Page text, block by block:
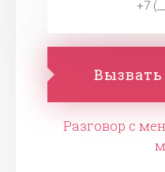
Разговор с